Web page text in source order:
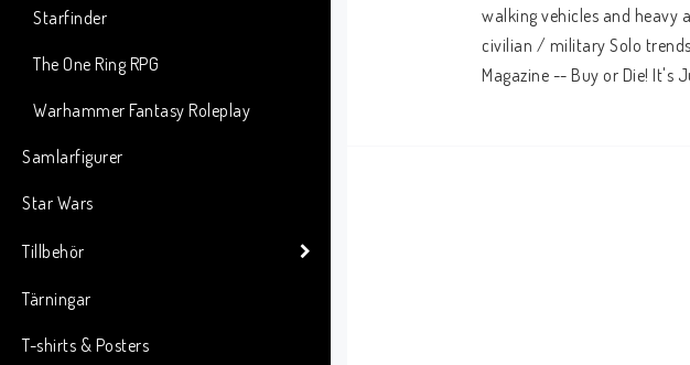
Starfinder
The One Ring RPG
Warhammer Fantasy Roleplay
Samlarfigurer
Star Wars
Tillbehör
Tärningar
T-shirts & Posters
walking vehicles and heavy
civilian / military Solo
Magazine -- Buy or Die! It's